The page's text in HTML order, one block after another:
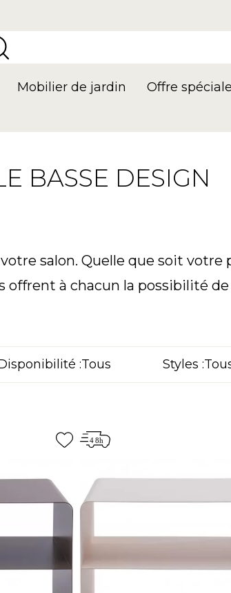
Mobilier de jardin Offre
BASSE DESIGN
salon. Quelle que soit
à chacun la possibilité
: Styles :